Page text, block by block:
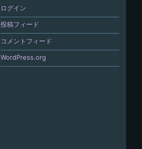
ログイン
投稿フィード
コメントフィード
WordPress.org